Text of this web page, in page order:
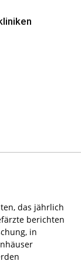
das jährlich
berichten
in